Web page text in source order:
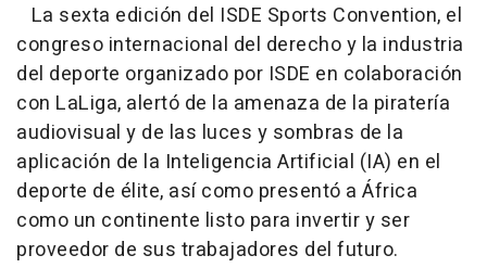
La sexta edición del ISDE Sports Convention, el
congreso internacional del derecho y la industria
del deporte organizado por ISDE en colaboración
con LaLiga, alertó de la amenaza de la piratería
audiovisual y de las luces y sombras de la
aplicación de la Inteligencia Artificial (IA) en el
deporte de élite, así como presentó a África
como un continente listo para invertir y ser
proveedor de sus trabajadores del futuro.